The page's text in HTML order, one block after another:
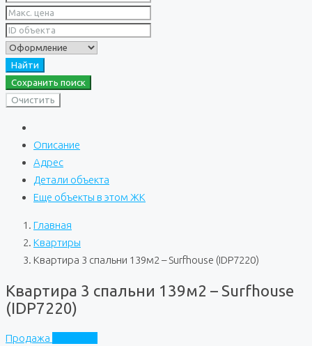
Найти
Сохранить поиск
Очистить
Описание
Адрес
Детали объекта
Еще объекты в этом ЖК
Главная
Квартиры
Квартира 3 спальни 139м2 – Surfhouse (IDP7220)
Квартира 3 спальни 139м2 – Surfhouse
(IDP7220)
Продажа